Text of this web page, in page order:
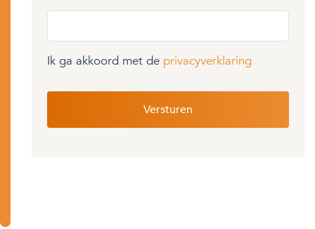
Ik ga akkoord met de privacyverklaring